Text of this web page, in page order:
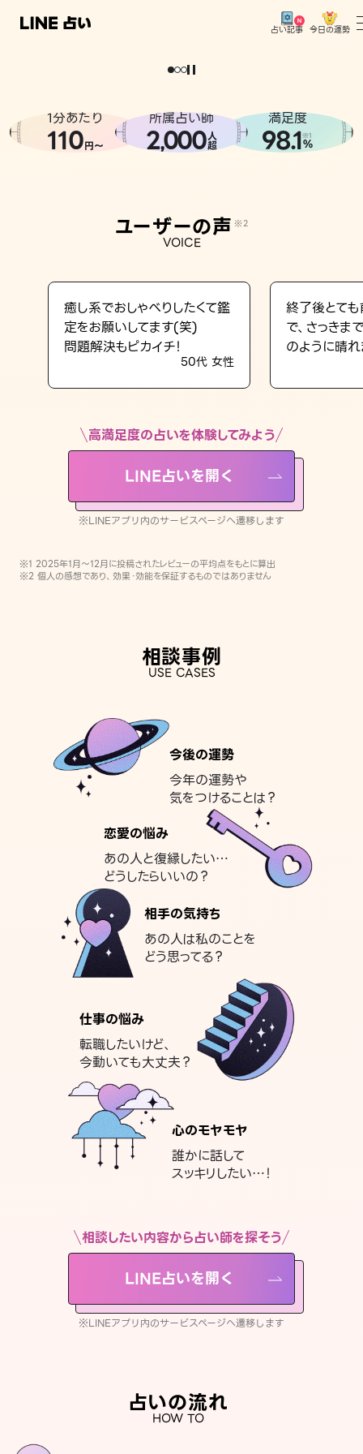
占い記事 今日の運勢
相談事例
占い記事
LINE占いを開く
※LINEアプリ内のサービスページへ遷移します
どうせなら
。
1分あたり
110円〜
所属占い師
2,000人
超
満足度
98.1※1
%
ユーザーの声 ※2
VOICE
癒し系でおしゃべりしたくて鑑
定をお願いしてます(笑)
問題解決もピカイチ！
50代 女性
終了後とて
で、さっき
のように晴れ
高満足度の占いを体験してみよう
LINE占いを開く
※LINEアプリ内のサービスページへ遷移します
※1 2025年1月〜12月に投稿されたレビューの平均点をもとに算出
※2 個人の感想であり、効果・効能を保証するものではありません
相談事例
USE CASES
今後の運勢
今年の運勢や
気をつけることは？
恋愛の悩み
あの人と復縁したい…
どうしたらいいの？
相手の気持ち
あの人は私のことを
どう思ってる？
仕事の悩み
転職したいけど、
今動いても大丈夫？
心のモヤモヤ
誰かに話して
スッキリしたい…！
相談したい内容から占い師を探そう
LINE占いを開く
※LINEアプリ内のサービスページへ遷移します
占いの流れ
HOW TO